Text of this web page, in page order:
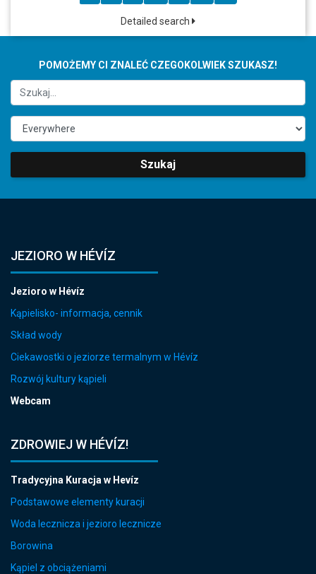
Detailed search
POMOŻEMY CI ZNALEĆ CZEGOKOLWIEK SZUKASZ!
Szukaj
JEZIORO W HÉVÍZ
Jezioro w Hévíz
Kąpielisko- informacja, cennik
Skład wody
Ciekawostki o jeziorze termalnym w Hévíz
Rozwój kultury kąpieli
Webcam
ZDROWIEJ W HÉVÍZ!
Tradycyjna Kuracja w Hevíz
Podstawowe elementy kuracji
Woda lecznicza i jezioro lecznicze
Borowina
Kąpiel z obciążeniami